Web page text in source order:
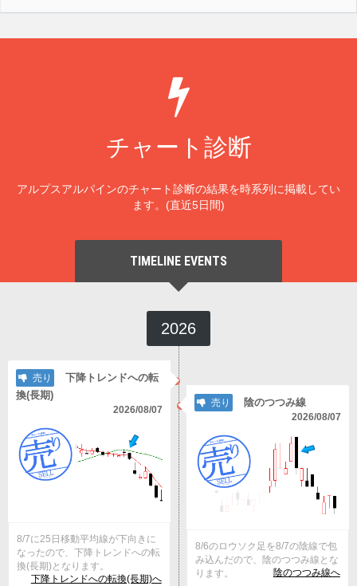
チャート診断
アルプスアルパインのチャート診断の結果を時系列に掲載してい
ます。(直近5日間)
TIMELINE EVENTS
2026
売り
下降トレンドへの転
換(長期)
2026/08/07
8/7に25日移動平均線が下向きに
なったので、下降トレンドへの転
換(長期)となります。
下降トレンドへの転換(長期)へ
売り 陰のつつみ線
2026/08/07
8/6のロウソク足を8/7の陰線で包
み込んだので、陰のつつみ線とな
ります。
陰のつつみ線へ